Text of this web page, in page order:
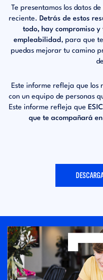
Te presentamos los datos
reciente. Detrás de estos
todo, hay compromiso y
empleabilidad ,para que
puedasmejorar tu camino
Este informe refleja que los
con un equipo de personas
Este informe refleja que ESIC
que te acompañará